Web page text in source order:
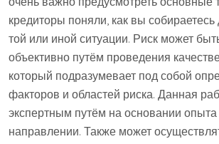
кредиторы поняли, как вы собираетесь
той или иной ситуации. Риск может
объективно путём проведения
который подразумевает под собой
факторов и областей риска. Данная
экспертным путём на основании
направлении. Также может